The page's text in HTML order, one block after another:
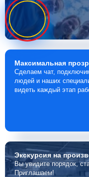
Максимальная
Сделаем чат,
людей и наших
видеть каждый этап
Экскурсияна
Вы увидите порядок,
Приглашаем!